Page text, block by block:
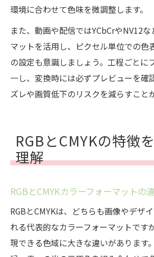
環境に合わせて色味を微調整します。
また、動画や配信ではYCbCrやNV12
マットを活用し、ピクセル単位での色
の設定も意識しましょう。工程ごとに
一し、変換時には必ずプレビューを確
ズレや画質低下のリスクを減らすこと
RGBとCMYKの特徴
理解
RGBとCMYKカラーフォーマットの
RGBとCMYKは、どちらも画像やデザ
れる代表的なカラーフォーマットです
現できる色域に大きな違いがあります